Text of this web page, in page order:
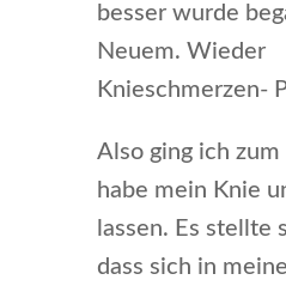
besser wurde
Neuem. Wieder
Knieschmerzen-
Also ging ich
habe mein Knie
lassen. Es stellte
dass sich in